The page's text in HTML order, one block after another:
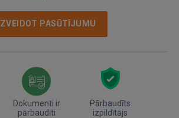
IZVEIDOT PASŪTĪJUMU
Dokumenti ir
pārbaudīti
Pārbaudīts
izpildītājs